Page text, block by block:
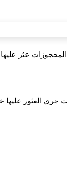
عثر